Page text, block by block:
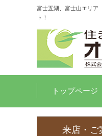
富士五湖、富士山エリア
ト！
トップページ
来店・ご